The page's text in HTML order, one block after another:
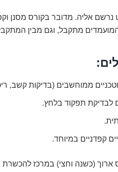
אליה. מדובר בקורס מסנן
מתקבל, וגם מבין
ממוחשבים (בדיקות קשב,
לבדיקת תפקוד בלחץ.
קפדניים במיוחד.
ארוך (כשנה וחצי) במרכז